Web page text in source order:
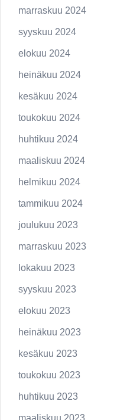
marraskuu 2024
syyskuu 2024
elokuu 2024
heinäkuu 2024
kesäkuu 2024
toukokuu 2024
huhtikuu 2024
maaliskuu 2024
helmikuu 2024
tammikuu 2024
joulukuu 2023
marraskuu 2023
lokakuu 2023
syyskuu 2023
elokuu 2023
heinäkuu 2023
kesäkuu 2023
toukokuu 2023
huhtikuu 2023
maaliskuu 2023